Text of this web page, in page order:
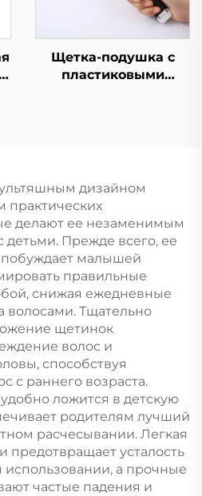
использования
Щетка-подушка с
пластиковыми
дизайном
практических
делают ее незаменимым
детьми. Прежде всего, ее
побуждает малышей
правильные
снижая ежедневные
волосами. Тщательно
щетинок
волос и
способствуя
с раннего возраста.
ложится в детскую
родителям лучший
расчесывании. Легкая
предотвращает усталость
а прочные
частые падения и